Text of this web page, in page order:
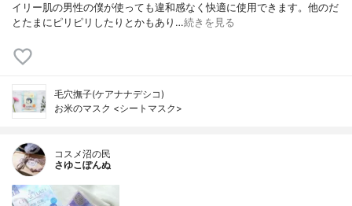
イリー肌の男性の僕が使っても違和感なく快適に使用できます。他のだ
とたまにピリピリしたりとかもあり…続きを見る
毛穴撫子(ケアナナデシコ)
お米のマスク <シートマスク>
コスメ沼の民
さゆこぽんぬ